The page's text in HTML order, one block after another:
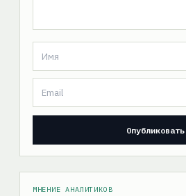
МНЕНИЕ АНАЛИТИКОВ